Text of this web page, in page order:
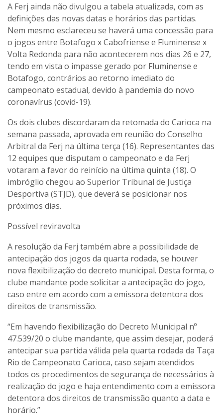
A Ferj ainda não divulgou a tabela atualizada, com as
definições das novas datas e horários das partidas.
Nem mesmo esclareceu se haverá uma concessão para
o jogos entre Botafogo x Cabofriense e Fluminense x
Volta Redonda para não acontecerem nos dias 26 e 27,
tendo em vista o impasse gerado por Fluminense e
Botafogo, contrários ao retorno imediato do
campeonato estadual, devido à pandemia do novo
coronavírus (covid-19).
Os dois clubes discordaram da retomada do Carioca na
semana passada, aprovada em reunião do Conselho
Arbitral da Ferj na última terça (16). Representantes das
12 equipes que disputam o campeonato e da Ferj
votaram a favor do reinício na última quinta (18). O
imbróglio chegou ao Superior Tribunal de Justiça
Desportiva (STJD), que deverá se posicionar nos
próximos dias.
Possível reviravolta
A resolução da Ferj também abre a possibilidade de
antecipação dos jogos da quarta rodada, se houver
nova flexibilização do decreto municipal. Desta forma, o
clube mandante pode solicitar a antecipação do jogo,
caso entre em acordo com a emissora detentora dos
direitos de transmissão.
“Em havendo flexibilização do Decreto Municipal nº
47.539/20 o clube mandante, que assim desejar, poderá
antecipar sua partida válida pela quarta rodada da Taça
Rio de Campeonato Carioca, caso sejam atendidos
todos os procedimentos de segurança de necessários à
realização do jogo e haja entendimento com a emissora
detentora dos direitos de transmissão quanto a data e
horário.”